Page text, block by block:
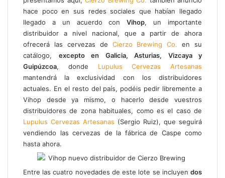
o
r
c
o
r
r
e
o
e
l
e
c
t
r
i
hace poco en sus redes sociales que habían llegado
llegado a un acuerdo conVihop, un importante
distribuidor a nivel nacional, que a partir de ahora
ofrecerá las cervezas de Cierzo Brewing Co. en su
catálogo, excepto en Galicia, Asturias, Vizcaya y
Guipúzcoa, donde Lupulus Cervezas Artesanas
mantendrá la exclusividad con los distribuidores
actuales. En el resto del país, podéis pedir libremente a
Vihop desde ya mismo, o hacerlo desde vuestros
distribuidores de zona habituales, como es el caso de
Lupulus Cervezas Artesanas (Sergio Ruiz), que seguirá
vendiendo las cervezas de la fábrica de Caspe como
hasta ahora.
Entre las cuatro novedades de este lote se incluyen dos